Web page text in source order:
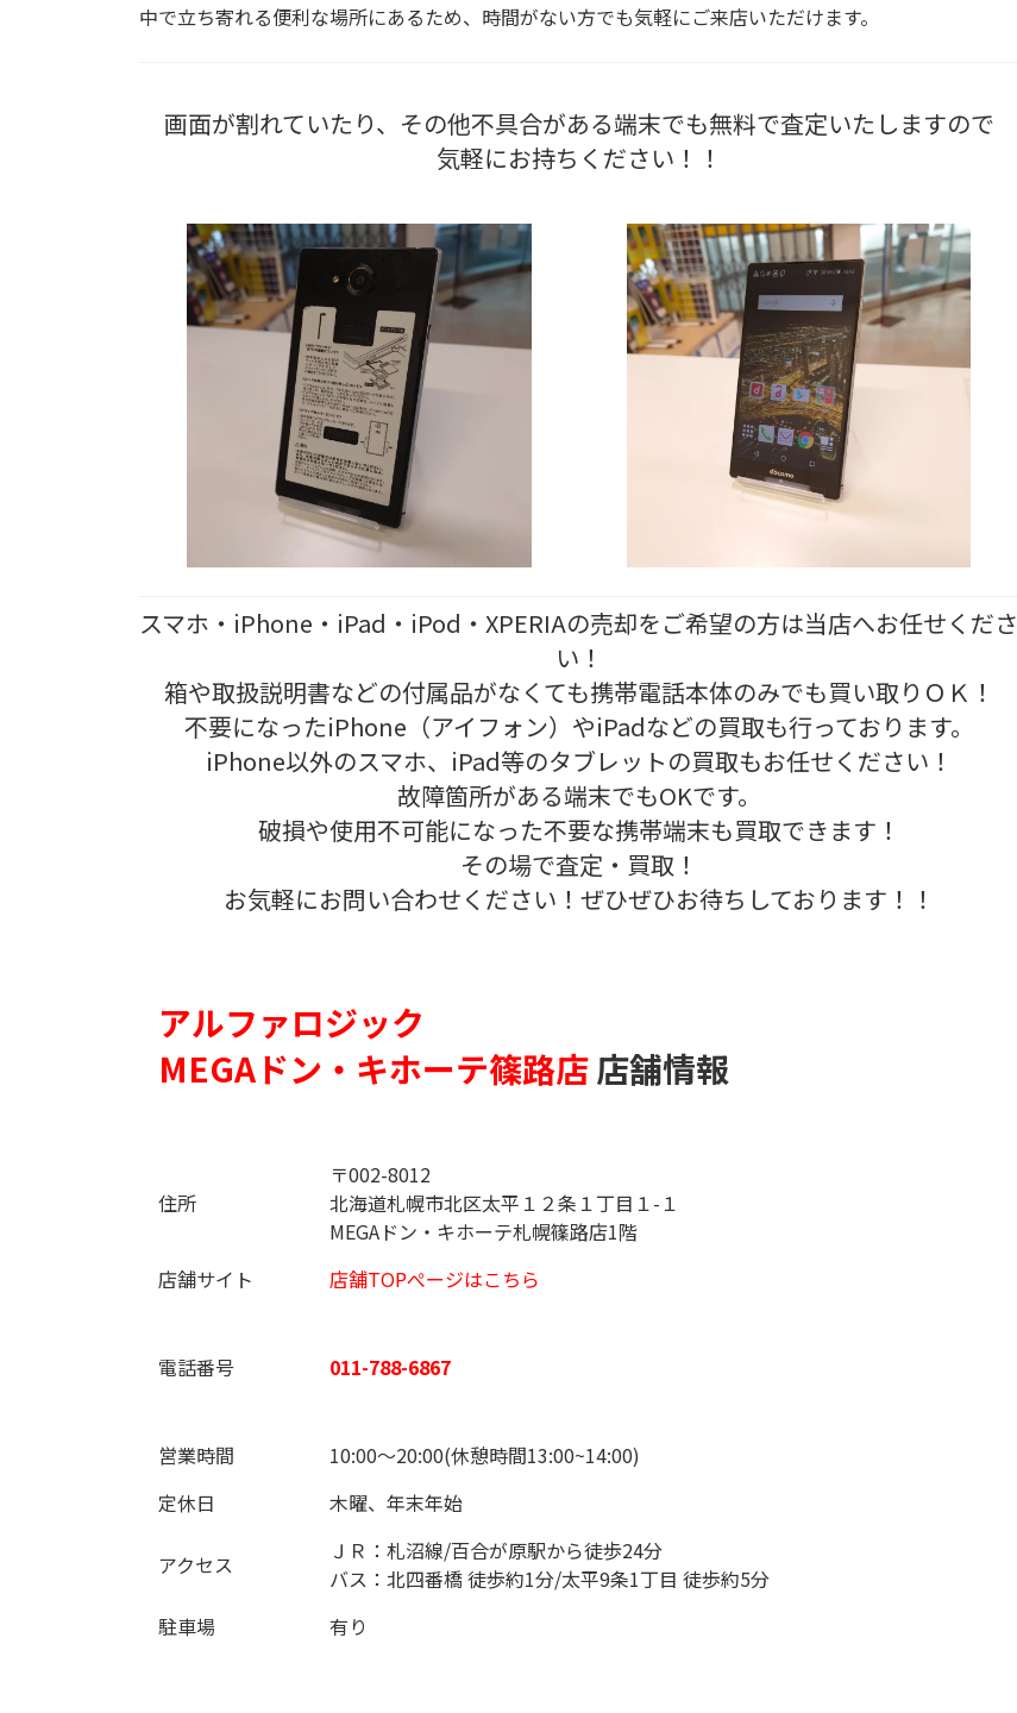
中で立ち寄れる便利な場所にあるため、時間がない方でも気軽にご来店いただけます。
画面が割れていたり、その他不具合がある端末でも無料で査定いたしますので
気軽にお持ちください！！
スマホ・iPhone・iPad・iPod・XPERIAの売却をご希望の方は当店へお任せくださ
い！
箱や取扱説明書などの付属品がなくても携帯電話本体のみでも買い取りＯＫ！
不要になったiPhone（アイフォン）やiPadなどの買取も行っております。
iPhone以外のスマホ、iPad等のタブレットの買取もお任せください！
故障箇所がある端末でもOKです。
破損や使用不可能になった不要な携帯端末も買取できます！
その場で査定・買取！
お気軽にお問い合わせください！ぜひぜひお待ちしております！！
アルファロジック
MEGAドン・キホーテ篠路店店舗情報
住所
〒002-8012
北海道札幌市北区太平１２条１丁目１-１
MEGAドン・キホーテ札幌篠路店1階
店舗サイト
店舗TOPぺージはこちら
電話番号 011-788-6867
営業時間
10:00～20:00(休憩時間13:00~14:00)
定休日
木曜、年末年始
アクセス
ＪＲ：札沼線/百合が原駅から徒歩24分
バス：北四番橋 徒歩約1分/太平9条1丁目 徒歩約5分
駐車場
有り